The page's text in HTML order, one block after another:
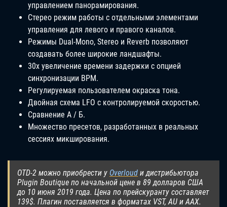
управлением панорамирования.
Стерео режим работы с отдельными элементами
управления для левого и правого каналов.
Режимы Dual-Mono, Stereo и Reverb позволяют
создавать более широкие ландшафты.
30x увеличение времени задержки с опцией
синхронизации BPM.
Регулируемая пользователем окраска тона.
Двойная схема LFO с контролируемой скоростью.
Сравнение А / Б.
Множество пресетов, разработанных в реальных
сессиях микширования.
OTD-2 можно приобрести у Overloud и дистрибьютора
Plugin Boutique по начальной цене в 89 долларов США
до 10 июня 2019 года. Цена по прейскуранту составляет
139$. Плагин поставляется в форматах VST, AU и AAX.